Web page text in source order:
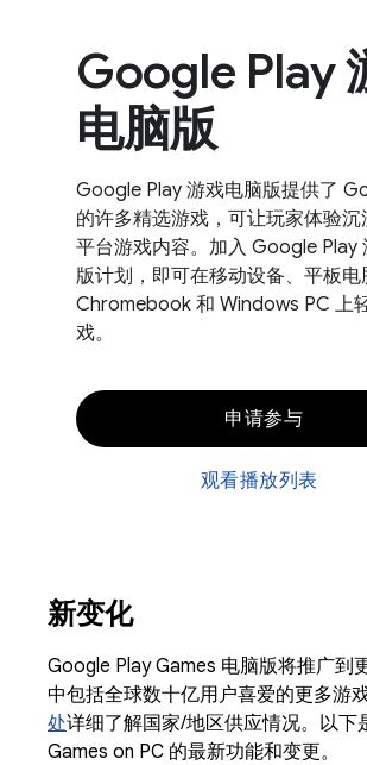
Google Play
电脑版
Google Play 游戏电脑版提供了
的许多精选游戏，可让玩家体验沉
平台游戏内容。加入 Google Play
版计划，即可在移动设备、平板电
Chromebook 和 Windows PC 上
戏。
申请参与
观看播放列表
新变化
Google Play Games 电脑版将推广到
中包括全球数十亿用户喜爱的更多游
处详细了解国家/地区供应情况。以下
Games on PC 的最新功能和变更。